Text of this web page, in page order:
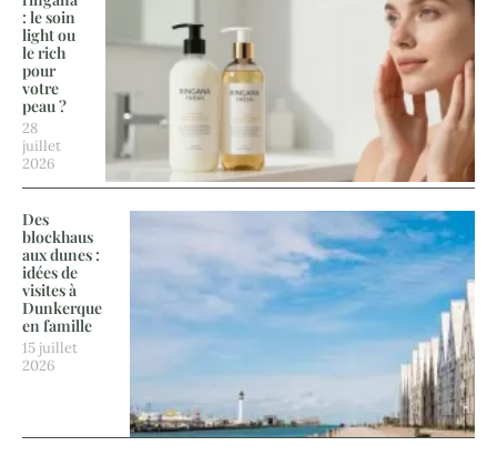
: le soin
light ou
le rich
pour
votre
peau ?
28
juillet
2026
Des
blockhaus
aux dunes :
idées de
visites à
Dunkerque
en famille
15 juillet
2026